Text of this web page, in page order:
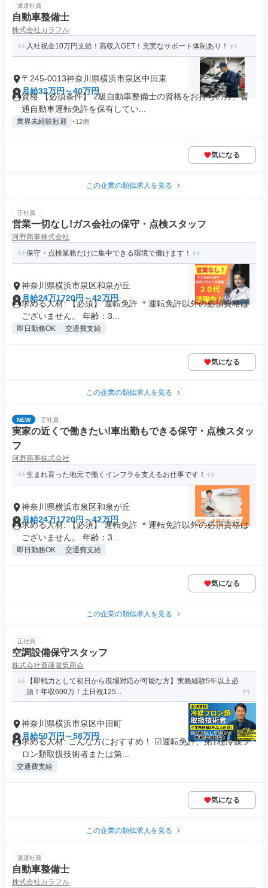
派遣社員
自動車整備士
株式会社カラフル
入社祝金10万円支給！高収入GET！充実なサポート体制あり！
〒245-0013神奈川県横浜市泉区中田東
月給32万円～40万円
資格 【必須条件】 2級自動車整備士の資格をお持ちの方、普
通自動車運転免許を保有してい...
業界未経験歓迎 +12個
気になる
この企業の類似求人を見る
正社員
営業一切なし!ガス会社の保守・点検スタッフ
河野商事株式会社
保守・点検業務だけに集中できる環境で働けます！
神奈川県横浜市泉区和泉が丘
月給24万1720円～42万円
求める人材: 【必須】 運転免許 ＊運転免許以外の必須資格は
ございません。 年齢：3...
即日勤務OK 交通費支給
気になる
この企業の類似求人を見る
NEW 正社員
実家の近くで働きたい!車出勤もできる保守・点検スタッ
フ
河野商事株式会社
生まれ育った地元で働くインフラを支えるお仕事です！
神奈川県横浜市泉区和泉が丘
月給24万1720円～42万円
求める人材: 【必須】 運転免許 ＊運転免許以外の必須資格は
ございません。 年齢：3...
即日勤務OK 交通費支給
気になる
この企業の類似求人を見る
正社員
空調設備保守スタッフ
株式会社斎藤電気商会
【即戦力として初日から現場対応が可能な方】実務経験5年以上必
須！年収600万！土日祝125...
神奈川県横浜市泉区中田町
月給50万円～58万円
求める人材: こんな方におすすめ！ ☑運転免許、第1種冷媒フ
ロン類取扱技術者または第...
交通費支給
気になる
この企業の類似求人を見る
派遣社員
自動車整備士
株式会社カラフル